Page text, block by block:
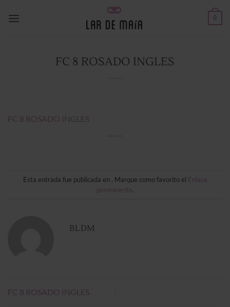
0
FC 8 ROSADO INGLES
FC 8 ROSADO INGLES
Esta entrada fue publicada en . Marque como favorito el Enlace
permanente.
BLDM
FC 8 ROSADO INGLES